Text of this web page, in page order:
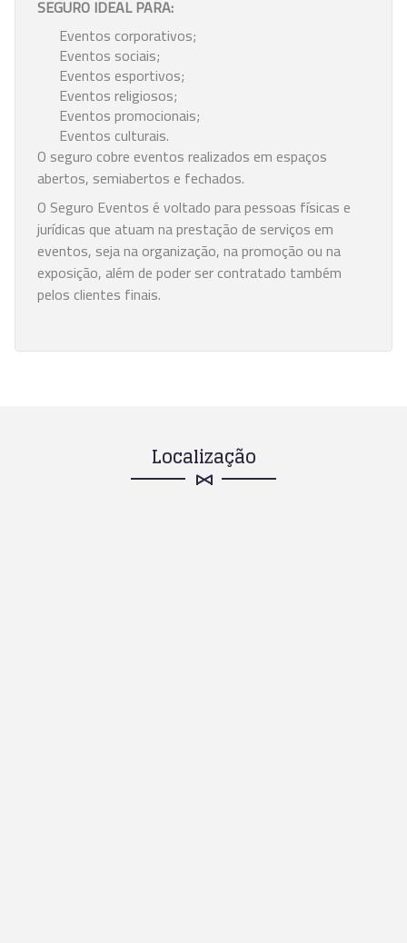
SEGURO IDEAL PARA:
Eventos corporativos;
Eventos sociais;
Eventos esportivos;
Eventos religiosos;
Eventos promocionais;
Eventos culturais.
O seguro cobre eventos realizados em espaços
abertos, semiabertos e fechados.
O Seguro Eventos é voltado para pessoas físicas e
jurídicas que atuam na prestação de serviços em
eventos, seja na organização, na promoção ou na
exposição, além de poder ser contratado também
pelos clientes finais.
Localização